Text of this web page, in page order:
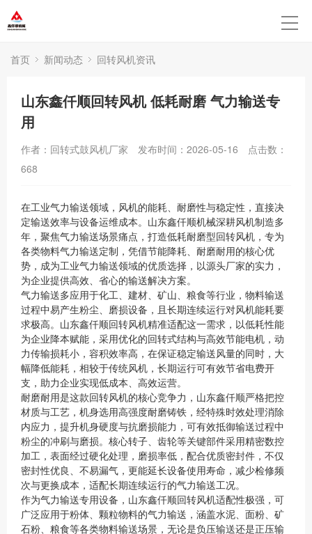
首页 新闻动态 回转风机资讯
山东鑫仟顺回转风机 低耗耐磨 气力输送专
用
作者：回转式鼓风机厂家 发布时间：2026-05-16
点击数：
668
在工业气力输送领域，风机的能耗、耐磨性与稳定性，直接决
定输送效率与设备运维成本。山东鑫仟顺机械深耕风机制造多
年，聚焦气力输送场景痛点，打造低耗耐磨型回转风机，专为
各类物料气力输送定制，凭借节能降耗、耐磨耐用的核心优
势，成为工业气力输送领域的优质选择，以源头厂家的实力，
为企业提供高效、省心的输送解决方案。
气力输送多应用于化工、建材、矿山、粮食等行业，物料输送
过程中易产生粉尘、磨损设备，且长期连续运行对风机能耗要
求极高。山东鑫仟顺回转风机精准适配这一需求，以低耗性能
为企业降本赋能，采用优化的回转式结构与高效节能电机，动
力传输损耗小，容积效率高，在保证稳定输送风量的同时，大
幅降低能耗，相较于传统风机，长期运行可有效节省电费开
支，助力企业实现低成本、高效运营。
耐磨耐用是这款回转风机的核心竞争力，山东鑫仟顺严格把控
材质与工艺，机身选用高强度耐磨铸铁，经特殊时效处理消除
内应力，提升机身硬度与抗磨损能力，可有效抵御输送过程中
粉尘的冲刷与磨损。核心转子、齿轮等关键部件采用精密数控
加工，表面经过硬化处理，磨损率低，配合优质密封件，不仅
密封性优良、不易漏气，更能延长设备使用寿命，减少检修频
次与更换成本，适配长期连续运行的气力输送工况。
作为气力输送专用设备，山东鑫仟顺回转风机适配性极强，可
广泛应用于粉体、颗粒物料的气力输送，涵盖水泥、面粉、矿
石粉、粮食等各类物料输送场景，无论是负压输送还是正压输